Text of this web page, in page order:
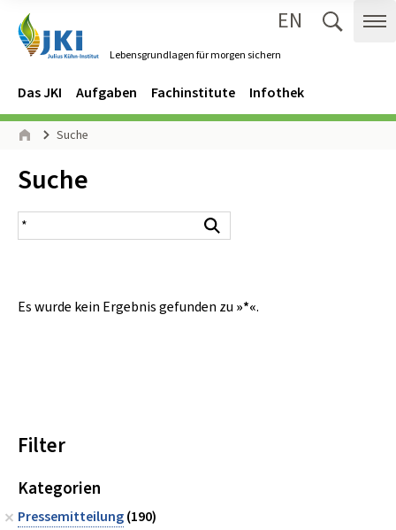
Lebensgrundlagen für morgen sichern
EN
Navigation
Hauptmenü
Das JKI Aufgaben Fachinstitute Infothek
Seitenpfad
Suche
Inhalt:
Suche
Suchergebnis
Es wurde kein Ergebnis gefunden zu »*«.
Filter
Kategorien
Pressemitteilung(190)